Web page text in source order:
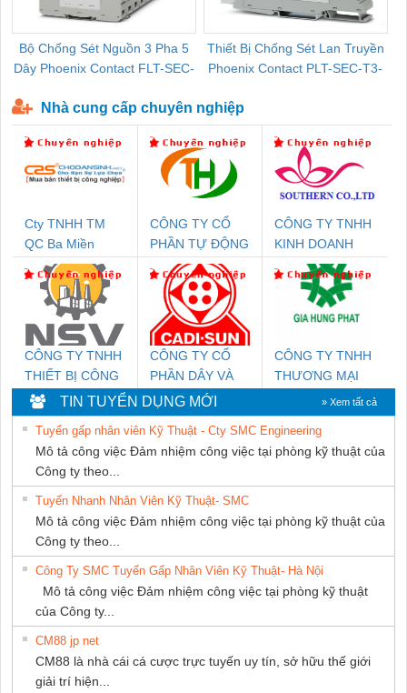
Bộ Chống Sét Nguồn 3 Pha 5
Dây Phoenix Contact FLT-SEC-
Thiết Bị Chống Sét Lan Truyền
Phoenix Contact PLT-SEC-T3-
Nhà cung cấp chuyên nghiệp
Cty TNHH TM
QC Ba Miền
CÔNG TY CỔ
PHẦN TỰ ĐỘNG
TIẾN HƯNG
CÔNG TY TNHH
KINH DOANH
DỊCH VỤ XNK
PHƯƠNG NAM
CÔNG TY TNHH
THIẾT BỊ CÔNG
NGHIỆP NIHON
SETSUBI VIỆT
NAM
CÔNG TY CỔ
PHẦN DÂY VÀ
CÁP ĐIỆN
THƯỢNG ĐÌNH
CÔNG TY TNHH
THƯƠNG MẠI
DỊCH VỤ KỸ
THUẬT ĐIỆN CƠ
GIA HƯNG
PHÁT
TIN TUYỂN DỤNG MỚI » Xem tất cả
Tuyển gấp nhân viên Kỹ Thuật - Cty SMC Engineering
Mô tả công việc Đảm nhiệm công việc tại phòng kỹ thuật của
Công ty theo...
Tuyển Nhanh Nhân Viên Kỹ Thuật- SMC
Mô tả công việc Đảm nhiệm công việc tại phòng kỹ thuật của
Công ty theo...
Công Ty SMC Tuyển Gấp Nhân Viên Kỹ Thuật- Hà Nội
Mô tả công việc Đảm nhiệm công việc tại phòng kỹ thuật
của Công ty...
CM88 jp net
CM88 là nhà cái cá cược trực tuyến uy tín, sở hữu thế giới
giải trí hiện...